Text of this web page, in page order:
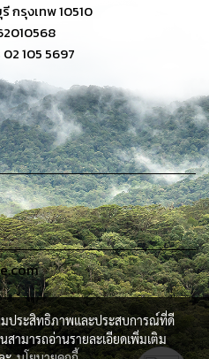
กรุงเทพ 10510
105 5697
มประสิทธิภาพและประสบการณ์ที่ดี
สามารถอ่านรายละเอียดเพิ่มเติม